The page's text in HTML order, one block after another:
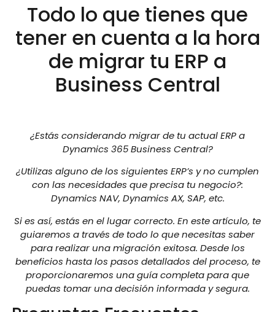
Todo lo que tienes que
tener en cuenta a la hora
de migrar tu ERP a
Business Central
¿Estás considerando migrar de tu actual ERP a
Dynamics 365 Business Central?
¿Utilizas alguno de los siguientes ERP’s y no cumplen
con las necesidades que precisa tu negocio?:
Dynamics NAV, Dynamics AX, SAP, etc.
Si es así, estás en el lugar correcto. En este artículo, te
guiaremos a través de todo lo que necesitas saber
para realizar una migración exitosa. Desde los
beneficios hasta los pasos detallados del proceso, te
proporcionaremos una guía completa para que
puedas tomar una decisión informada y segura.